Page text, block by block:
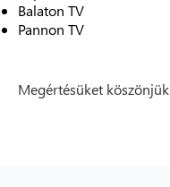
Balaton TV
Pannon TV
Megértésüket